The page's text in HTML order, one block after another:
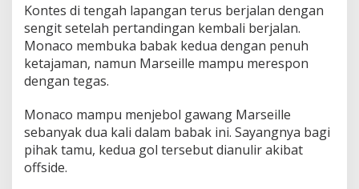
Kontes di tengah lapangan terus berjalan dengan
sengit setelah pertandingan kembali berjalan.
Monaco membuka babak kedua dengan penuh
ketajaman, namun Marseille mampu merespon
dengan tegas.
Monaco mampu menjebol gawang Marseille
sebanyak dua kali dalam babak ini. Sayangnya bagi
pihak tamu, kedua gol tersebut dianulir akibat
offside.